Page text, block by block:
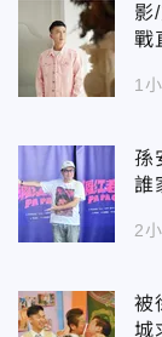
影
戰
1
孫
誰
2
被
城